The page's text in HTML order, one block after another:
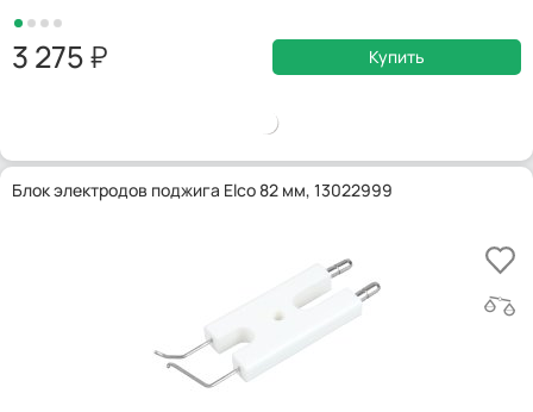
3 275 Купить
Блок электродов поджига Elco 82 мм, 13022999